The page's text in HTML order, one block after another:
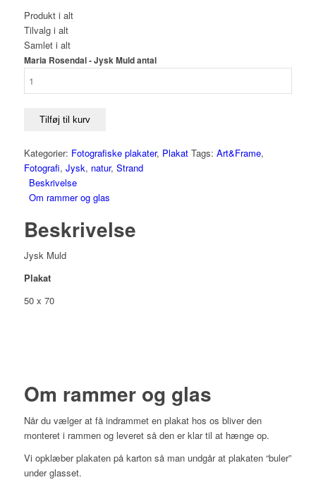
Produkt i alt
Tilvalg i alt
Samlet i alt
Maria Rosendal - Jysk Muld antal
Tilføj til kurv
Kategorier: Fotografiske plakater, Plakat Tags: Art&Frame,
Fotografi, Jysk, natur, Strand
Beskrivelse
Om rammer og glas
Beskrivelse
Jysk Muld
Plakat
50 x 70
Om rammer og glas
Når du vælger at få indrammet en plakat hos os bliver den
monteret i rammen og leveret så den er klar til at hænge op.
Vi opklæber plakaten på karton så man undgår at plakaten “buler”
under glasset.